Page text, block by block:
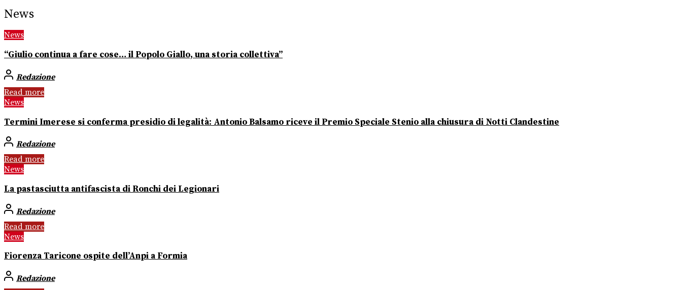
News
News
“Giulio continua a fare cose… il Popolo Giallo, una storia collettiva”
Redazione
Read more
News
Termini Imerese si conferma presidio di legalità: Antonio Balsamo riceve il Premio Speciale Stenio alla chiusura di Notti Clandestine
Redazione
Read more
News
La pastasciutta antifascista di Ronchi dei Legionari
Redazione
Read more
News
Fiorenza Taricone ospite dell’Anpi a Formia
Redazione